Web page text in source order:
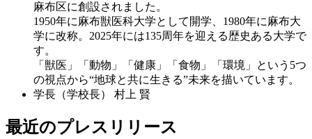
麻布区に創設されました。
1950年に麻布獣医科大学として開学、1980年に麻布大
学に改称。2025年には135周年を迎える歴史ある大学で
す。
「獣医」「動物」「健康」「食物」「環境」という5つ
の視点から“地球と共に生きる”未来を描いています。
学長（学校長）
村上 賢
最近のプレスリリース